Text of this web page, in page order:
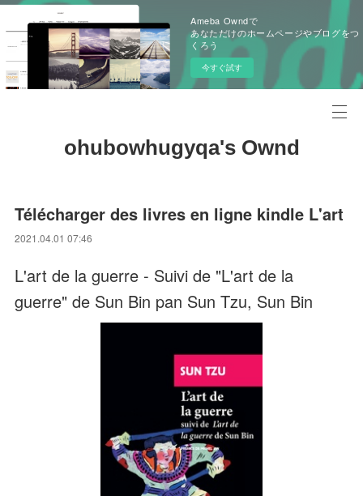
Ameba Owndで
あなただけのホームページやブログをつ
くろう
今すぐ試す
ohubowhugyqa's Ownd
Télécharger des livres en ligne kindle L'art
2021.04.01 07:46
L'art de la guerre - Suivi de "L'art de la
guerre" de Sun Bin pan Sun Tzu, Sun Bin